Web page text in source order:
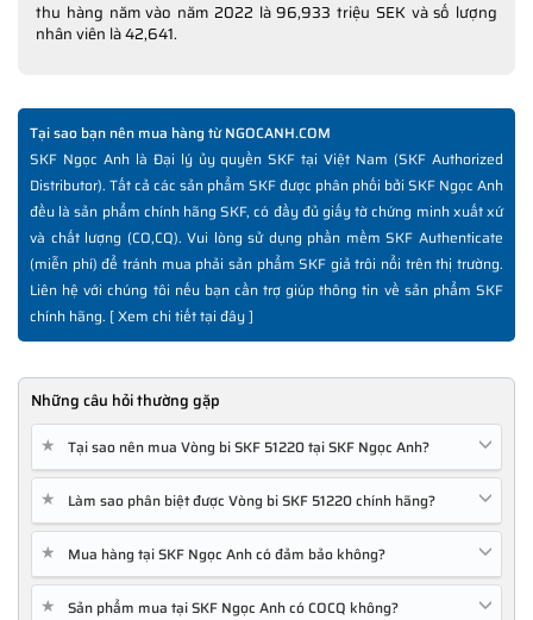
thu hàng năm vào năm 2022 là 96,933 triệu SEK và số lượng
nhân viên là 42,641.
Tại sao bạn nên mua hàng từ NGOCANH.COM
SKF Ngọc Anh là Đại lý ủy quyền SKF tại Việt Nam (SKF Authorized
Distributor). Tất cả các sản phẩm SKF được phân phối bởi SKF Ngọc Anh
đều là sản phẩm chính hãng SKF, có đầy đủ giấy tờ chứng minh xuất xứ
và chất lượng (CO,CQ). Vui lòng sử dụng phần mềm SKF Authenticate
(miễn phí) để tránh mua phải sản phẩm SKF giả trôi nổi trên thị trường.
Liên hệ với chúng tôi nếu bạn cần trợ giúp thông tin về sản phẩm SKF
chính hãng. [Xem chi tiết tại đây]
Những câu hỏi thường gặp
★ Tại sao nên mua Vòng bi SKF 51220 tại SKF Ngọc Anh?
★ Làm sao phân biệt được Vòng bi SKF 51220 chính hãng?
★ Mua hàng tại SKF Ngọc Anh có đảm bảo không?
★ Sản phẩm mua tại SKF Ngọc Anh có COCQ không?